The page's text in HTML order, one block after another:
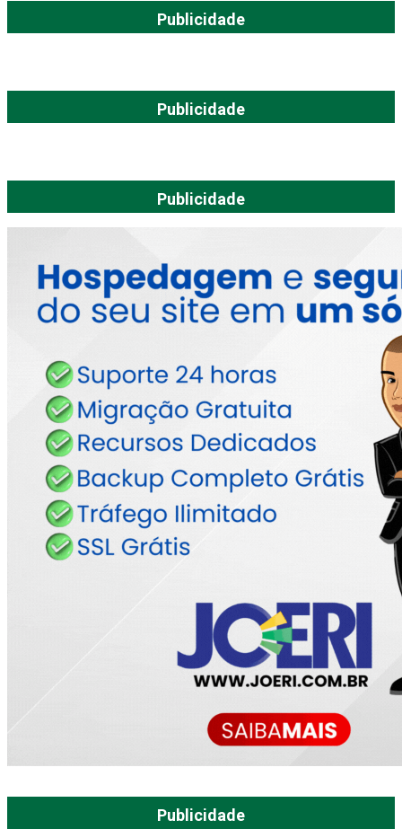
Publicidade
Publicidade
Publicidade
Publicidade